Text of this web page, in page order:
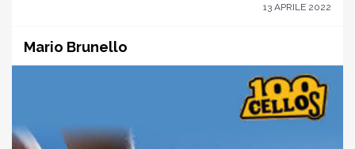
13 APRILE 2022
Mario Brunello